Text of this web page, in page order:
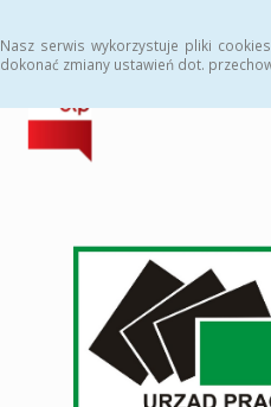
Nasz serwis wykorzystuje pliki
dokonać zmiany ustawień dot.